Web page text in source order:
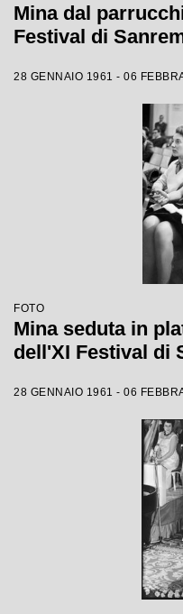
Mina dal
Festival di
28 GENNAIO 1961 - 06
FOTO
Mina seduta in
dell'XI Festival di
28 GENNAIO 1961 - 06